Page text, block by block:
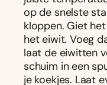
op de snelste
kloppen. Giet
het eiwit. Voeg
laat de eiwitten
schuim in een
je koekjes. Laat